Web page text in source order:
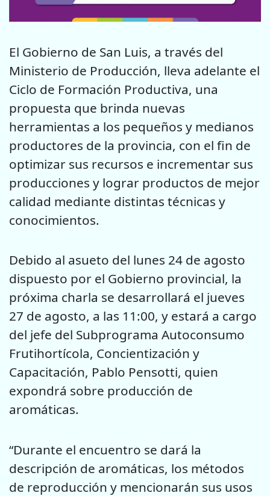
El Gobierno de San Luis, a través del
Ministerio de Producción, lleva adelante el
Ciclo de Formación Productiva, una
propuesta que brinda nuevas
herramientas a los pequeños y medianos
productores de la provincia, con el fin de
optimizar sus recursos e incrementar sus
producciones y lograr productos de mejor
calidad mediante distintas técnicas y
conocimientos.
Debido al asueto del lunes 24 de agosto
dispuesto por el Gobierno provincial, la
próxima charla se desarrollará el jueves
27 de agosto, a las 11:00, y estará a cargo
del jefe del Subprograma Autoconsumo
Frutihortícola, Concientización y
Capacitación, Pablo Pensotti, quien
expondrá sobre producción de
aromáticas.
“Durante el encuentro se dará la
descripción de aromáticas, los métodos
de reproducción y mencionarán sus usos